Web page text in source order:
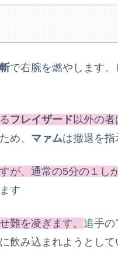
で右腕を燃やします。
フレイザード 以外の
め、 マァムは撤退を指
が、通常の5分の１し
す
難を凌ぎます。 追手の
に飲み込まれようとして